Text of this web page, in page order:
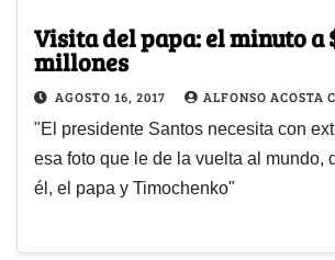
Visita del papa: el minuto a
millones
AGOSTO 16, 2017 ALFONSO ACOSTA
"El presidente Santos necesita con
esa foto que le de la vuelta al mundo,
él, el papa y Timochenko"